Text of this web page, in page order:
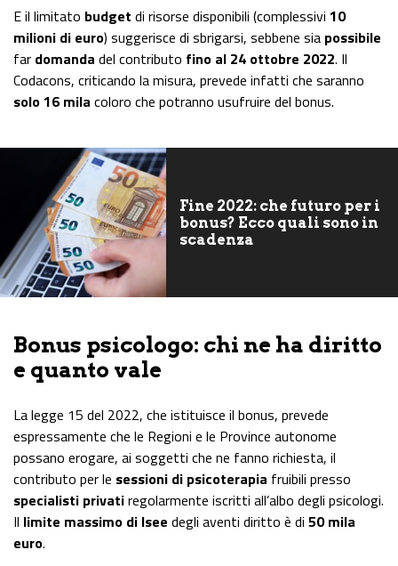
E il limitato budget di risorse disponibili (complessivi 10
milioni di euro) suggerisce di sbrigarsi, sebbene sia possibile
far domanda del contributo fino al 24 ottobre 2022. Il
Codacons, criticando la misura, prevede infatti che saranno
solo 16 mila coloro che potranno usufruire del bonus.
Fine 2022: che futuro per i
bonus? Ecco quali sono in
scadenza
Bonus psicologo: chi ne ha diritto
e quanto vale
La legge 15 del 2022, che istituisce il bonus, prevede
espressamente che le Regioni e le Province autonome
possano erogare, ai soggetti che ne fanno richiesta, il
contributo per le sessioni di psicoterapia fruibili presso
specialisti privatiregolarmente iscritti all’albo degli psicologi.
Il limite massimo di Isee degli aventi diritto è di 50 mila
euro.